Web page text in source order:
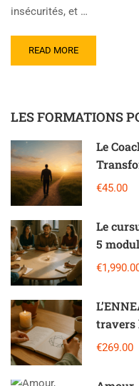
insécurités, et …
READ MORE
LES FORMATIONS
Le
potentiel
€45.00
Le
5
travers
€269.00